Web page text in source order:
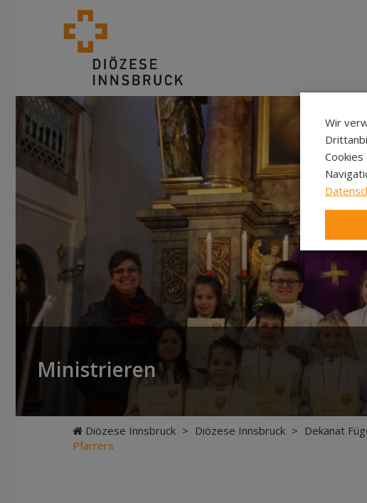
Ministrieren
Diözese Innsbruck > Diözese Innsbruck > Dekanat
Pfarrers
Wir